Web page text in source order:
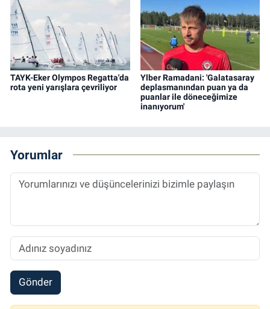
TAYK-Eker Olympos Regatta'da
rota yeni yarışlara çevriliyor
Ylber Ramadani: 'Galatasaray
deplasmanından puan ya da
puanlar ile döneceğimize
inanıyorum'
Yorumlar
Gönder